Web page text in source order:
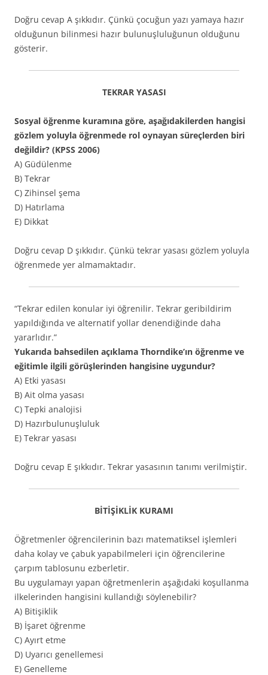
Doğru cevap A şıkkıdır. Çünkü çocuğun yazı yamaya hazır
olduğunun bilinmesi hazır bulunuşluluğunun olduğunu
gösterir.
TEKRAR YASASI
Sosyal öğrenme kuramına göre, aşağıdakilerden hangisi
gözlem yoluyla öğrenmede rol oynayan süreçlerden biri
değildir? (KPSS 2006)
A) Güdülenme
B) Tekrar
C) Zihinsel şema
D) Hatırlama
E) Dikkat
Doğru cevap D şıkkıdır. Çünkü tekrar yasası gözlem yoluyla
öğrenmede yer almamaktadır.
“Tekrar edilen konular iyi öğrenilir. Tekrar geribildirim
yapıldığında ve alternatif yollar denendiğinde daha
yararlıdır.”
Yukarıda bahsedilen açıklama Thorndike’ın öğrenme ve
eğitimle ilgili görüşlerinden hangisine uygundur?
A) Etki yasası
B) Ait olma yasası
C) Tepki analojisi
D) Hazırbulunuşluluk
E) Tekrar yasası
Doğru cevap E şıkkıdır. Tekrar yasasının tanımı verilmiştir.
BİTİŞİKLİK KURAMI
Öğretmenler öğrencilerinin bazı matematiksel işlemleri
daha kolay ve çabuk yapabilmeleri için öğrencilerine
çarpım tablosunu ezberletir.
Bu uygulamayı yapan öğretmenlerin aşağıdaki koşullanma
ilkelerinden hangisini kullandığı söylenebilir?
A) Bitişiklik
B) İşaret öğrenme
C) Ayırt etme
D) Uyarıcı genellemesi
E) Genelleme